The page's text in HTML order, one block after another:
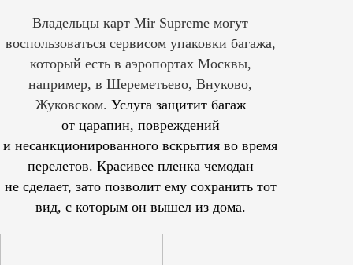
Владельцы карт Mir Supreme могут
воспользоваться сервисом упаковки багажа,
который есть в аэропортах Москвы,
например, в Шереметьево, Внуково,
Жуковском. Услуга защитит багаж
от царапин, повреждений
и несанкционированного вскрытия во время
перелетов. Красивее пленка чемодан
не сделает, зато позволит ему сохранить тот
вид, с которым он вышел из дома.